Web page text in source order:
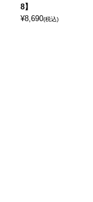
8】
¥8,690(税込)